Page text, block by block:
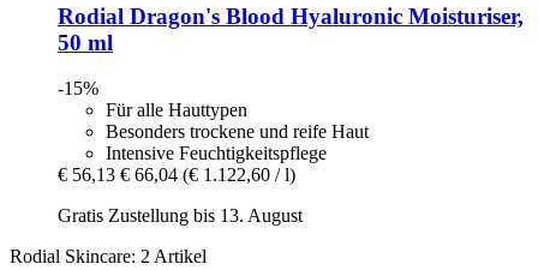
Rodial Dragon's Blood Hyaluronic Moisturiser,
50 ml
-15%
Für alle Hauttypen
Besonders trockene und reife Haut
Intensive Feuchtigkeitspflege
€ 56,13 € 66,04 (€ 1.122,60 / l)
Gratis Zustellung bis 13. August
Rodial Skincare: 2 Artikel